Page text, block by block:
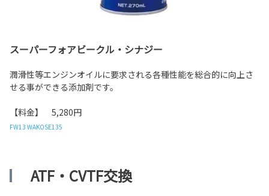
スーパーフォアビークル・シナジー
潤滑性等エンジンオイルに要求される各種性能を総合的に向上さ
せる事ができる添加剤です。
【料金】 5,280円
FW13 WAKOSE135
ATF・CVTF交換